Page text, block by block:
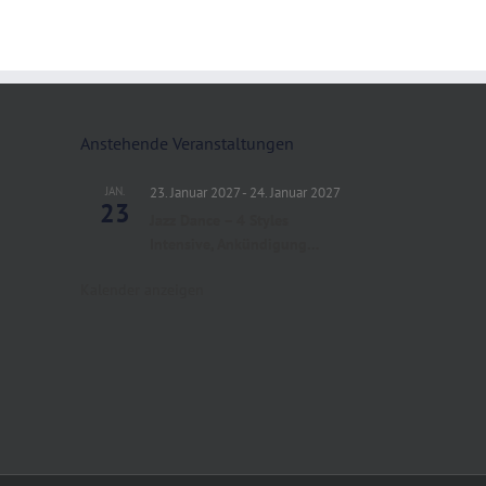
Anstehende Veranstaltungen
JAN.
23
23. Januar 2027- 24. Januar 2027